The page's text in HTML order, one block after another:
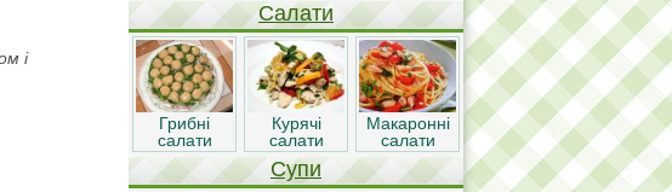
і
Салати
Грибні
салати
Курячі
салати
Макаронні
салати
Супи